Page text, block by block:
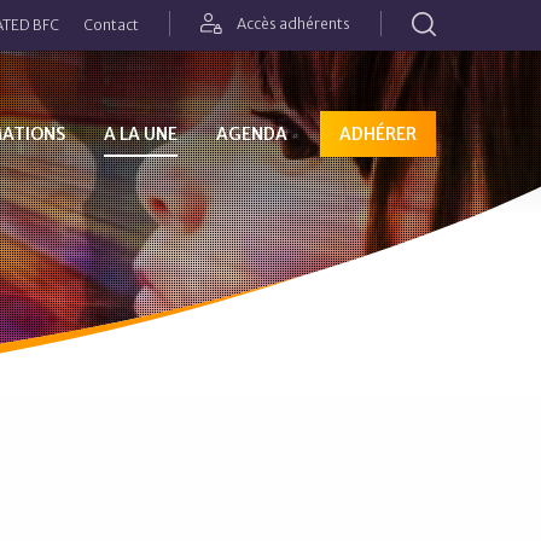
BFC Contact Accès adhérents
A LA UNE AGENDA ADHÉRER